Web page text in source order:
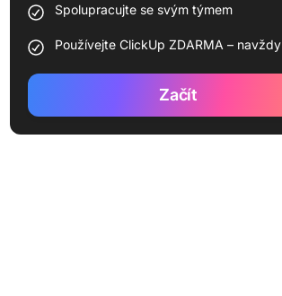
Spolupracujte se svým týmem
Používejte ClickUp ZDARMA – navždy
Začít